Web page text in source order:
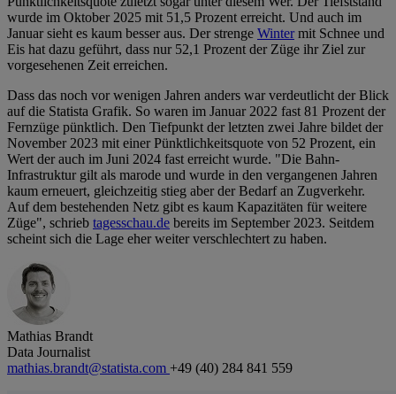
wurde im Oktober 2025 mit 51,5 Prozent erreicht. Und auch im
Januar sieht es kaum besser aus. Der strenge Wintermit Schnee und
Eis hat dazu geführt, dass nur 52,1 Prozent der Züge ihr Ziel zur
vorgesehenen Zeit erreichen.
Dass das noch vor wenigen Jahren anders war verdeutlicht der Blick
auf die Statista Grafik. So waren im Januar 2022 fast 81 Prozent der
Fernzüge pünktlich. Den Tiefpunkt der letzten zwei Jahre bildet der
November 2023 mit einer Pünktlichkeitsquote von 52 Prozent, ein
Wert der auch im Juni 2024 fast erreicht wurde. "Die Bahn-
Infrastruktur gilt als marode und wurde in den vergangenen Jahren
kaum erneuert, gleichzeitig stieg aber der Bedarf an Zugverkehr.
Auf dem bestehenden Netz gibt es kaum Kapazitäten für weitere
Züge", schrieb tagesschau.de bereits im September 2023. Seitdem
scheint sich die Lage eher weiter verschlechtert zu haben.
Mathias Brandt
Data Journalist
mathias.brandt@statista.com +49 (40) 284 841 559